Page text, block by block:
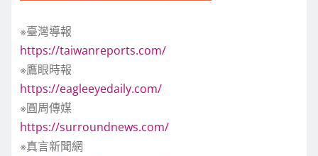
※臺灣導報
https://taiwanreports.com/
※鷹眼時報
https://eagleeyedaily.com/
※圓周傳媒
https://surroundnews.com/
※真言新聞網